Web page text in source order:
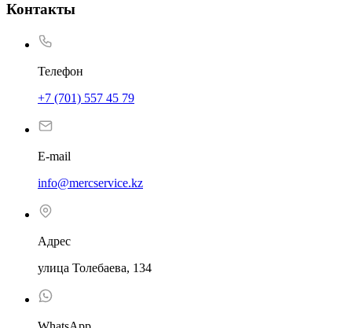
Контакты
Телефон
+7 (701) 557 45 79
E-mail
info@mercservice.kz
Адрес
улица Толебаева, 134